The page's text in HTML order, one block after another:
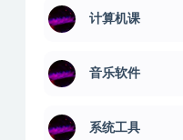
计算机课
音乐软件
系统工具